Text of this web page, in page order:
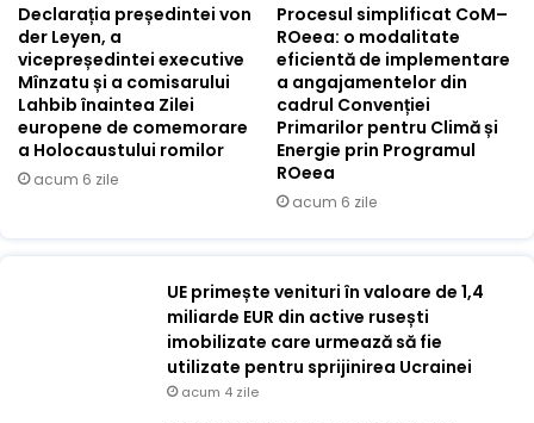
Declarația președintei von
der Leyen, a
vicepreședintei executive
Mînzatu și a comisarului
Lahbib înaintea Zilei
europene de comemorare
a Holocaustului romilor
acum 6 zile
Procesul simplificat CoM–
ROeea: o modalitate
eficientă de implementare
a angajamentelor din
cadrul Convenției
Primarilor pentru Climă și
Energie prin Programul
ROeea
acum 6 zile
UE primește venituri în valoare de 1,4
miliarde EUR din active rusești
imobilizate care urmează să fie
utilizate pentru sprijinirea Ucrainei
acum 4 zile